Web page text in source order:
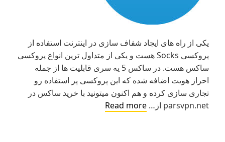
یکی از راه های ایجاد شفاف سازی در اینترنت استفاده از
پروکسی Socks هست و یکی از متداول ترین انواع پروکسی
ساکس هست. در ساکس 5 یه سری قابلیت ها از جمله
احراز هویت اضافه شده که این پروکسی پر استفاده رو
تجاری سازی کرده و هم اکنون میتونید با خرید ساکس در
parsvpn.net از…
Read more